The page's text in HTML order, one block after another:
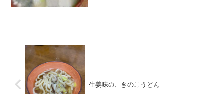
生姜味の、きのこうどん